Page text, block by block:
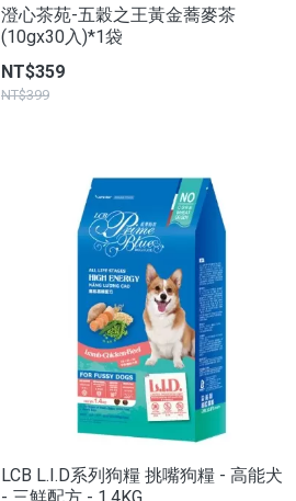
澄心茶苑-五穀之王黃金蕎麥茶
(10gx30入)*1袋
NT$359
NT$399
LCB L.I.D系列狗糧 挑嘴狗糧 - 高能犬